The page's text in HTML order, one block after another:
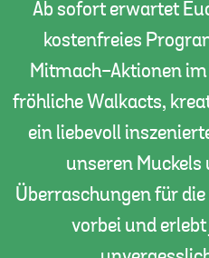
Ab sofort erwartet
kostenfreies
Mitmach-Aktionen
fröhliche Walkacts,
ein liebevoll
unseren
Überraschungen für
vorbei und